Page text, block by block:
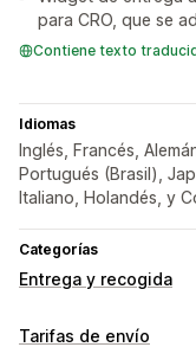
para CRO, que se
Contiene texto
Idiomas
Inglés, Francés,
Portugués (Brasil),
Italiano, Holandés, y
Categorías
Entrega y recogida
Opciones de entrega
Tarifas de envío